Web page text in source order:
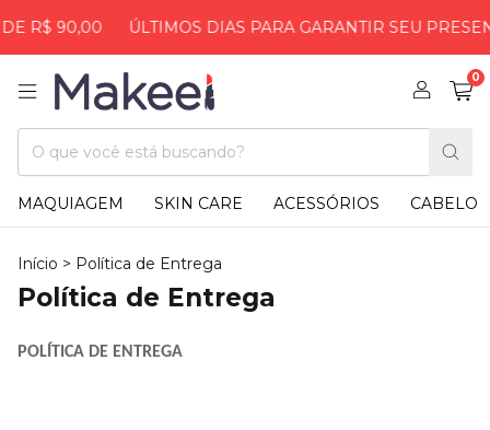
90,00 ÚLTIMOS DIAS PARA GARANTIR SEU PRESENTE,
0
MAQUIAGEM SKIN CARE ACESSÓRIOS CABELO
Início > Política de Entrega
Política de Entrega
POLÍTICA DE ENTREGA